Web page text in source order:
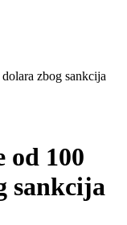
zbog sankcija
od 100
sankcija